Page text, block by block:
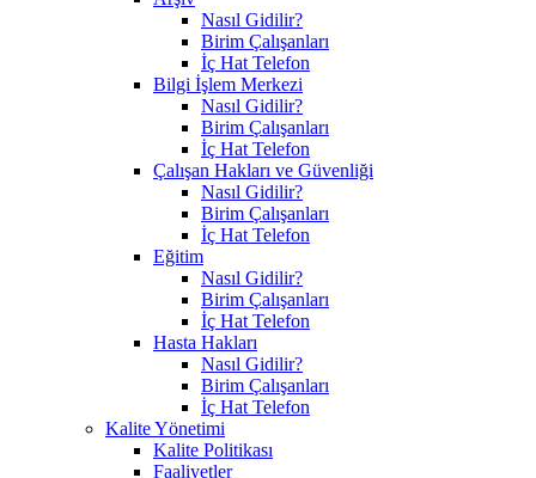
Nasıl Gidilir?
Birim Çalışanları
İç Hat Telefon
Bilgi İşlem Merkezi
Nasıl Gidilir?
Birim Çalışanları
İç Hat Telefon
Çalışan Hakları ve Güvenliği
Nasıl Gidilir?
Birim Çalışanları
İç Hat Telefon
Eğitim
Nasıl Gidilir?
Birim Çalışanları
İç Hat Telefon
Hasta Hakları
Nasıl Gidilir?
Birim Çalışanları
İç Hat Telefon
Kalite Yönetimi
Kalite Politikası
Faaliyetler